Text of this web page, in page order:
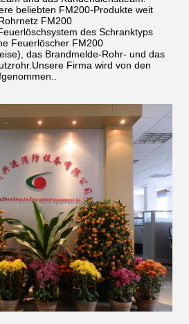
beliebten FM200-Produkte weit
FM200
des Schranktyps
Feuerlöscher FM200
das Brandmelde-Rohr- und das
Firma wird von den